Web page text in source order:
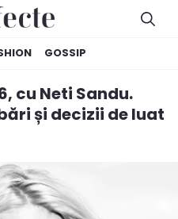
GOSSIP
cu Neti Sandu.
și decizii de luat